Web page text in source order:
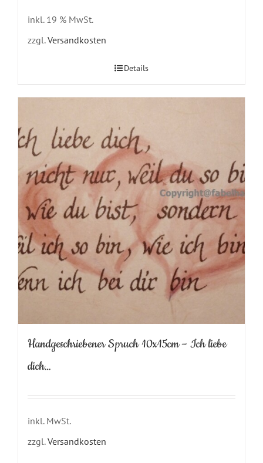
inkl. 19 % MwSt.
zzgl.Versandkosten
Details
Handgeschriebener Spruch 10x15cm – Ich liebe
dich…
inkl. MwSt.
zzgl.Versandkosten